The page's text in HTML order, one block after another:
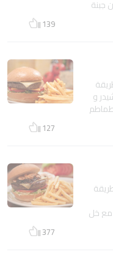
جبنة
139
و
127
مع خل
377